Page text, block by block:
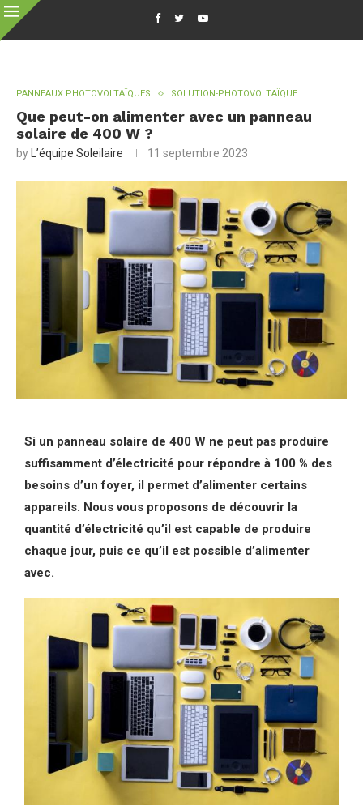
PANNEAUX PHOTOVOLTAÏQUES SOLUTION-PHOTOVOLTAÏQUE
Que peut-on alimenter avec un panneau
solaire de 400 W ?
by L’équipe Soleilaire 11 septembre 2023
Si un panneau solaire de 400 W ne peut pas produire
suffisamment d’électricité pour répondre à 100 % des
besoins d’un foyer, il permet d’alimenter certains
appareils. Nous vous proposons de découvrir la
quantité d’électricité qu’il est capable de produire
chaque jour, puis ce qu’il est possible d’alimenter
avec.